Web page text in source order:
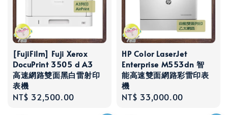
[FujiFilm] Fuji Xerox
DocuPrint 3505 d A3
高速網路雙面黑白雷射印
表機
Regular
NT$ 32,500.00
HP Color LaserJet
Enterprise M553dn 智
能高速雙面網路彩雷印表
機
Regular
NT$ 33,000.00